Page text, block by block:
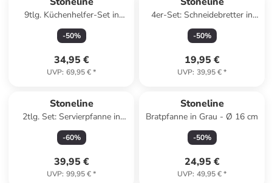
9tlg. Küchenhelfer-Set in
Schwarz/ Hellbraun
-50%
34,95 €
UVP: 69,95 €*
4er-Set: Schneidebretter in
Schwarz - (L)25 x (B)15 cm
-50%
19,95 €
UVP: 39,95 €*
Stoneline
2tlg. Set: Servierpfanne in
Schwarz - (L)20 x (B)20 cm
-60%
39,95 €
UVP: 99,95 €*
Stoneline
Bratpfanne in Grau - Ø 16 cm
-50%
24,95 €
UVP: 49,95 €*